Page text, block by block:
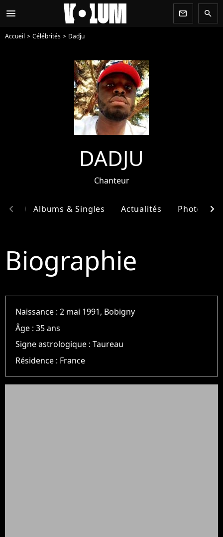
menu newsletter search
Accueil Célébrités Dadju
DADJU
Chanteur
Albums & Singles Actualités Photos
chevron_left chevron_right
Biographie
Naissance :2 mai 1991, Bobigny
Âge :35 ans
Signe astrologique :Taureau
Résidence : France